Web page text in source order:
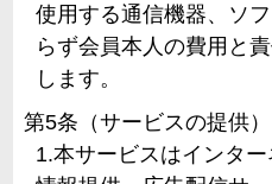
使用する通信機器、ソ
らず会員本人の費用と
します。
第5条（サービスの提供）
1.本サービスはインター